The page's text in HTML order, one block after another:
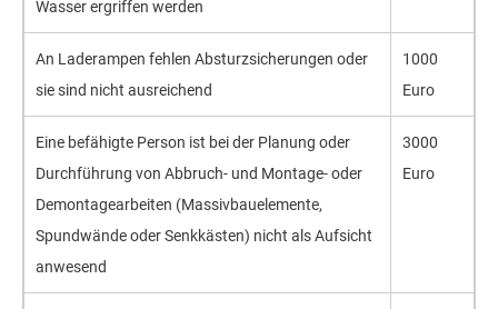
Wasser ergriffen werden
An Laderampen fehlen Absturzsicherungen oder
sie sind nicht ausreichend
1000
Euro
Eine befähigte Person ist bei der Planung oder
Durchführung von Abbruch- und Montage- oder
Demontagearbeiten (Massivbauelemente,
Spundwände oder Senkkästen) nicht als Aufsicht
anwesend
3000
Euro